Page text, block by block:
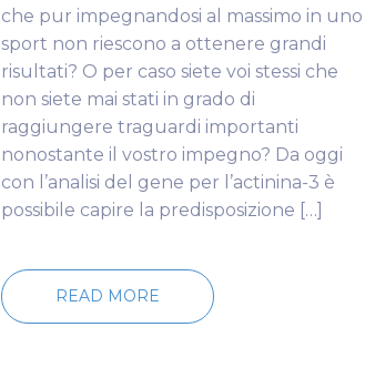
che pur impegnandosi al massimo in uno
sport non riescono a ottenere grandi
risultati? O per caso siete voi stessi che
non siete mai stati in grado di
raggiungere traguardi importanti
nonostante il vostro impegno? Da oggi
con l’analisi del gene per l’actinina-3 è
possibile capire la predisposizione […]
READ MORE